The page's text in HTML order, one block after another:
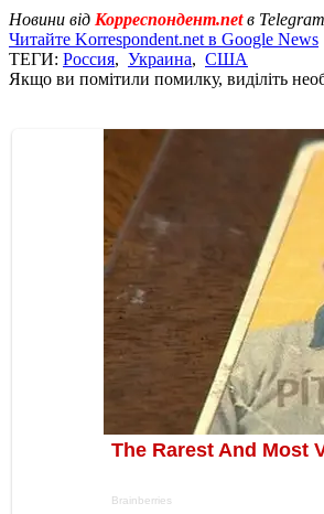
Новини від Корреспондент.netв
Читайте Korrespondent.net в Google News
ТЕГИ: Россия, Украина, США
Якщо ви помітили помилку, виділіть